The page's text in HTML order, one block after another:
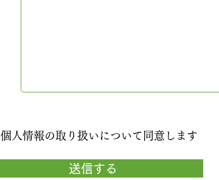
個人情報の取り扱いについて同意します
送信する